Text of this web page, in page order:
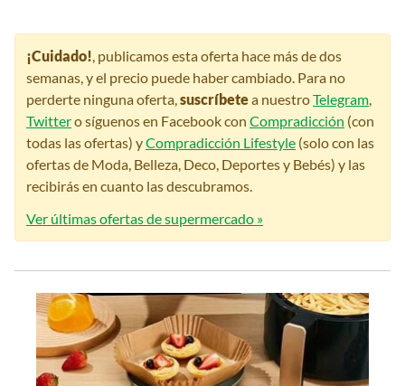
¡Cuidado!, publicamos esta oferta hace más de dos
semanas, y el precio puede haber cambiado. Para no
perderte ninguna oferta,suscríbetea nuestroTelegram,
Twittero síguenos en Facebook con Compradicción (con
todas las ofertas) yCompradicción Lifestyle (solo con las
ofertas de Moda, Belleza, Deco, Deportes y Bebés) y las
recibirás en cuanto las descubramos.
Ver últimas ofertas de supermercado »